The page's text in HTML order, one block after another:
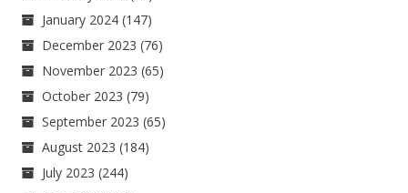
January 2024 (147)
December 2023 (76)
November 2023 (65)
October 2023 (79)
September 2023 (65)
August 2023 (184)
July 2023 (244)